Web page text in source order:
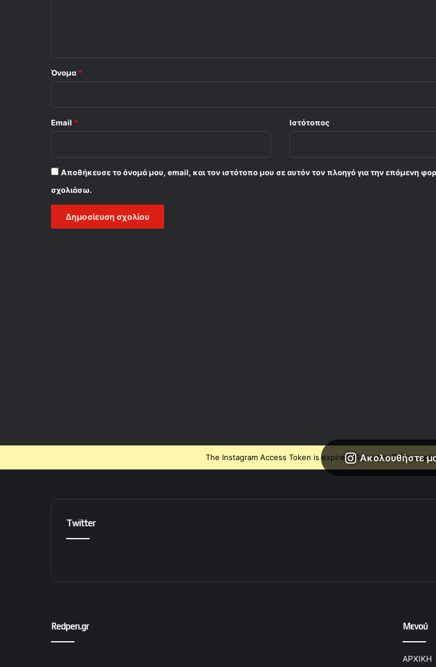
Όνομα *
Email * Ιστότοπος
Αποθήκευσε το όνομά μου, email, και τον ιστότοπο μου σε αυτόν τον πλοηγό για την επόμενη
σχολιάσω.
Ακολουθήστε
The Instagram Access Token is expired, Go to the Theme
Twitter
Redpen.gr Μενού
ΑΡΧΙΚΗ